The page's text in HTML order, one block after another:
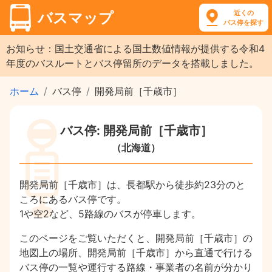
バスマップ
近くの
バス停を探す
お知らせ：国土交通省による国土数値情報が提供する令和4
年度のバスルートとバス停留所のデータを搭載しました。
ホーム バス停 開発局前［千歳市］
バス停: 開発局前［千歳市］
（北海道）
開発局前［千歳市］は、長都駅から徒歩約23分のと
ころにあるバス停です。
1や空2など、5路線のバスが停車します。
このページをご覧いただくと、開発局前［千歳市］の
地図上の場所、開発局前［千歳市］から直通で行ける
バス停の一覧や運行する路線・事業者の名前が分かり